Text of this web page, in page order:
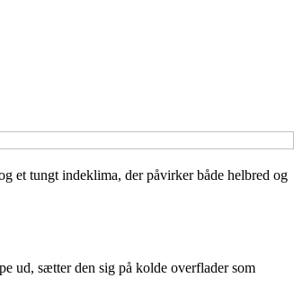
et tungt indeklima, der påvirker både helbred og
ud, sætter den sig på kolde overflader som